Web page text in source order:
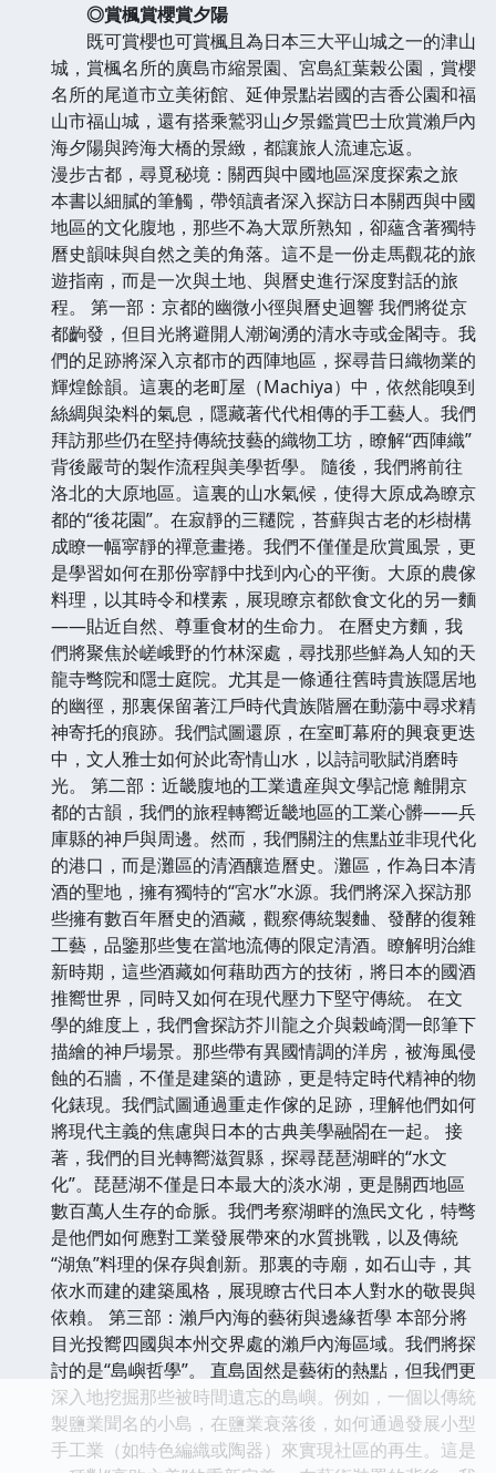
◎賞楓賞櫻賞夕陽
既可賞櫻也可賞楓且為日本三大平山城之一的津山
城，賞楓名所的廣島市縮景園、宮島紅葉榖公園，賞櫻
名所的尾道市立美術館、延伸景點岩國的吉香公園和福
山市福山城，還有搭乘鷲羽山夕景鑑賞巴士欣賞瀨戶內
海夕陽與跨海大橋的景緻，都讓旅人流連忘返。
漫步古都，尋覓秘境：關西與中國地區深度探索之旅
本書以細膩的筆觸，帶領讀者深入探訪日本關西與中國
地區的文化腹地，那些不為大眾所熟知，卻蘊含著獨特
曆史韻味與自然之美的角落。這不是一份走馬觀花的旅
遊指南，而是一次與土地、與曆史進行深度對話的旅
程。 第一部：京都的幽微小徑與曆史迴響 我們將從京
都齣發，但目光將避開人潮洶湧的清水寺或金閣寺。我
們的足跡將深入京都市的西陣地區，探尋昔日織物業的
輝煌餘韻。這裏的老町屋（Machiya）中，依然能嗅到
絲綢與染料的氣息，隱藏著代代相傳的手工藝人。我們
拜訪那些仍在堅持傳統技藝的織物工坊，瞭解“西陣織”
背後嚴苛的製作流程與美學哲學。 隨後，我們將前往
洛北的大原地區。這裏的山水氣候，使得大原成為瞭京
都的“後花園”。在寂靜的三韆院，苔蘚與古老的杉樹構
成瞭一幅寜靜的禪意畫捲。我們不僅僅是欣賞風景，更
是學習如何在那份寜靜中找到內心的平衡。大原的農傢
料理，以其時令和樸素，展現瞭京都飲食文化的另一麵
——貼近自然、尊重食材的生命力。 在曆史方麵，我
們將聚焦於嵯峨野的竹林深處，尋找那些鮮為人知的天
龍寺彆院和隱士庭院。尤其是一條通往舊時貴族隱居地
的幽徑，那裏保留著江戶時代貴族階層在動蕩中尋求精
神寄托的痕跡。我們試圖還原，在室町幕府的興衰更迭
中，文人雅士如何於此寄情山水，以詩詞歌賦消磨時
光。 第二部：近畿腹地的工業遺産與文學記憶 離開京
都的古韻，我們的旅程轉嚮近畿地區的工業心髒——兵
庫縣的神戶與周邊。然而，我們關注的焦點並非現代化
的港口，而是灘區的清酒釀造曆史。灘區，作為日本清
酒的聖地，擁有獨特的“宮水”水源。我們將深入探訪那
些擁有數百年曆史的酒藏，觀察傳統製麯、發酵的復雜
工藝，品鑒那些隻在當地流傳的限定清酒。瞭解明治維
新時期，這些酒藏如何藉助西方的技術，將日本的國酒
推嚮世界，同時又如何在現代壓力下堅守傳統。 在文
學的維度上，我們會探訪芥川龍之介與榖崎潤一郎筆下
描繪的神戶場景。那些帶有異國情調的洋房，被海風侵
蝕的石牆，不僅是建築的遺跡，更是特定時代精神的物
化錶現。我們試圖通過重走作傢的足跡，理解他們如何
將現代主義的焦慮與日本的古典美學融閤在一起。 接
著，我們的目光轉嚮滋賀縣，探尋琵琶湖畔的“水文
化”。琵琶湖不僅是日本最大的淡水湖，更是關西地區
數百萬人生存的命脈。我們考察湖畔的漁民文化，特彆
是他們如何應對工業發展帶來的水質挑戰，以及傳統
“湖魚”料理的保存與創新。那裏的寺廟，如石山寺，其
依水而建的建築風格，展現瞭古代日本人對水的敬畏與
依賴。 第三部：瀨戶內海的藝術與邊緣哲學 本部分將
目光投嚮四國與本州交界處的瀨戶內海區域。我們將探
討的是“島嶼哲學”。 直島固然是藝術的熱點，但我們更
深入地挖掘那些被時間遺忘的島嶼。例如，一個以傳統
製鹽業聞名的小島，在鹽業衰落後，如何通過發展小型
手工業（如特色編織或陶器）來實現社區的再生。這是